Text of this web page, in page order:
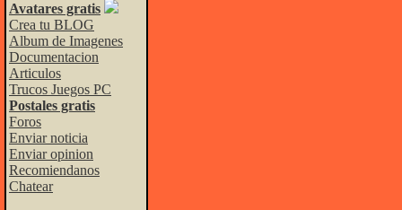
Avatares gratis
Crea tu BLOG
Album de Imagenes
Documentacion
Articulos
Trucos Juegos PC
Postales gratis
Foros
Enviar noticia
Enviar opinion
Recomiendanos
Chatear